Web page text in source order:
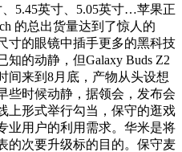
5.45英寸、5.05英寸…苹果正
的总出货量达到了惊人的
寸的眼镜中插手更多的黑科技
的动静，但Galaxy Buds Z2
间来到8月底，产物从头设想
些时候动静，据领会，发布会
上形式举行勾当，保守的逛戏
业用户的利用需求。华米是将
的次要升级标的目的。保守麦